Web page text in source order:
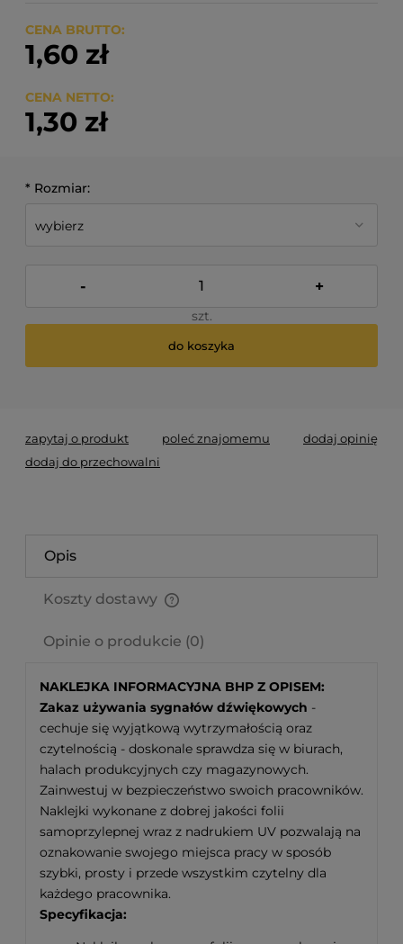
CENA BRUTTO:
1,60 zł
CENA NETTO:
1,30 zł
* Rozmiar:
- +
szt.
do koszyka
zapytaj o produkt poleć znajomemu
dodaj opinię
dodaj do przechowalni
Opis
Koszty dostawy
Opinie o produkcie (0)
NAKLEJKA INFORMACYJNA BHP Z OPISEM:
Zakaz używania sygnałów dźwiękowych -
cechuje się wyjątkową wytrzymałością oraz
czytelnością - doskonale sprawdza się w biurach,
halach produkcyjnych czy magazynowych.
Zainwestuj w bezpieczeństwo swoich pracowników.
Naklejki wykonane z dobrej jakości folii
samoprzylepnej wraz z nadrukiem UV pozwalają na
oznakowanie swojego miejsca pracy w sposób
szybki, prosty i przede wszystkim czytelny dla
każdego pracownika.
Specyfikacja: